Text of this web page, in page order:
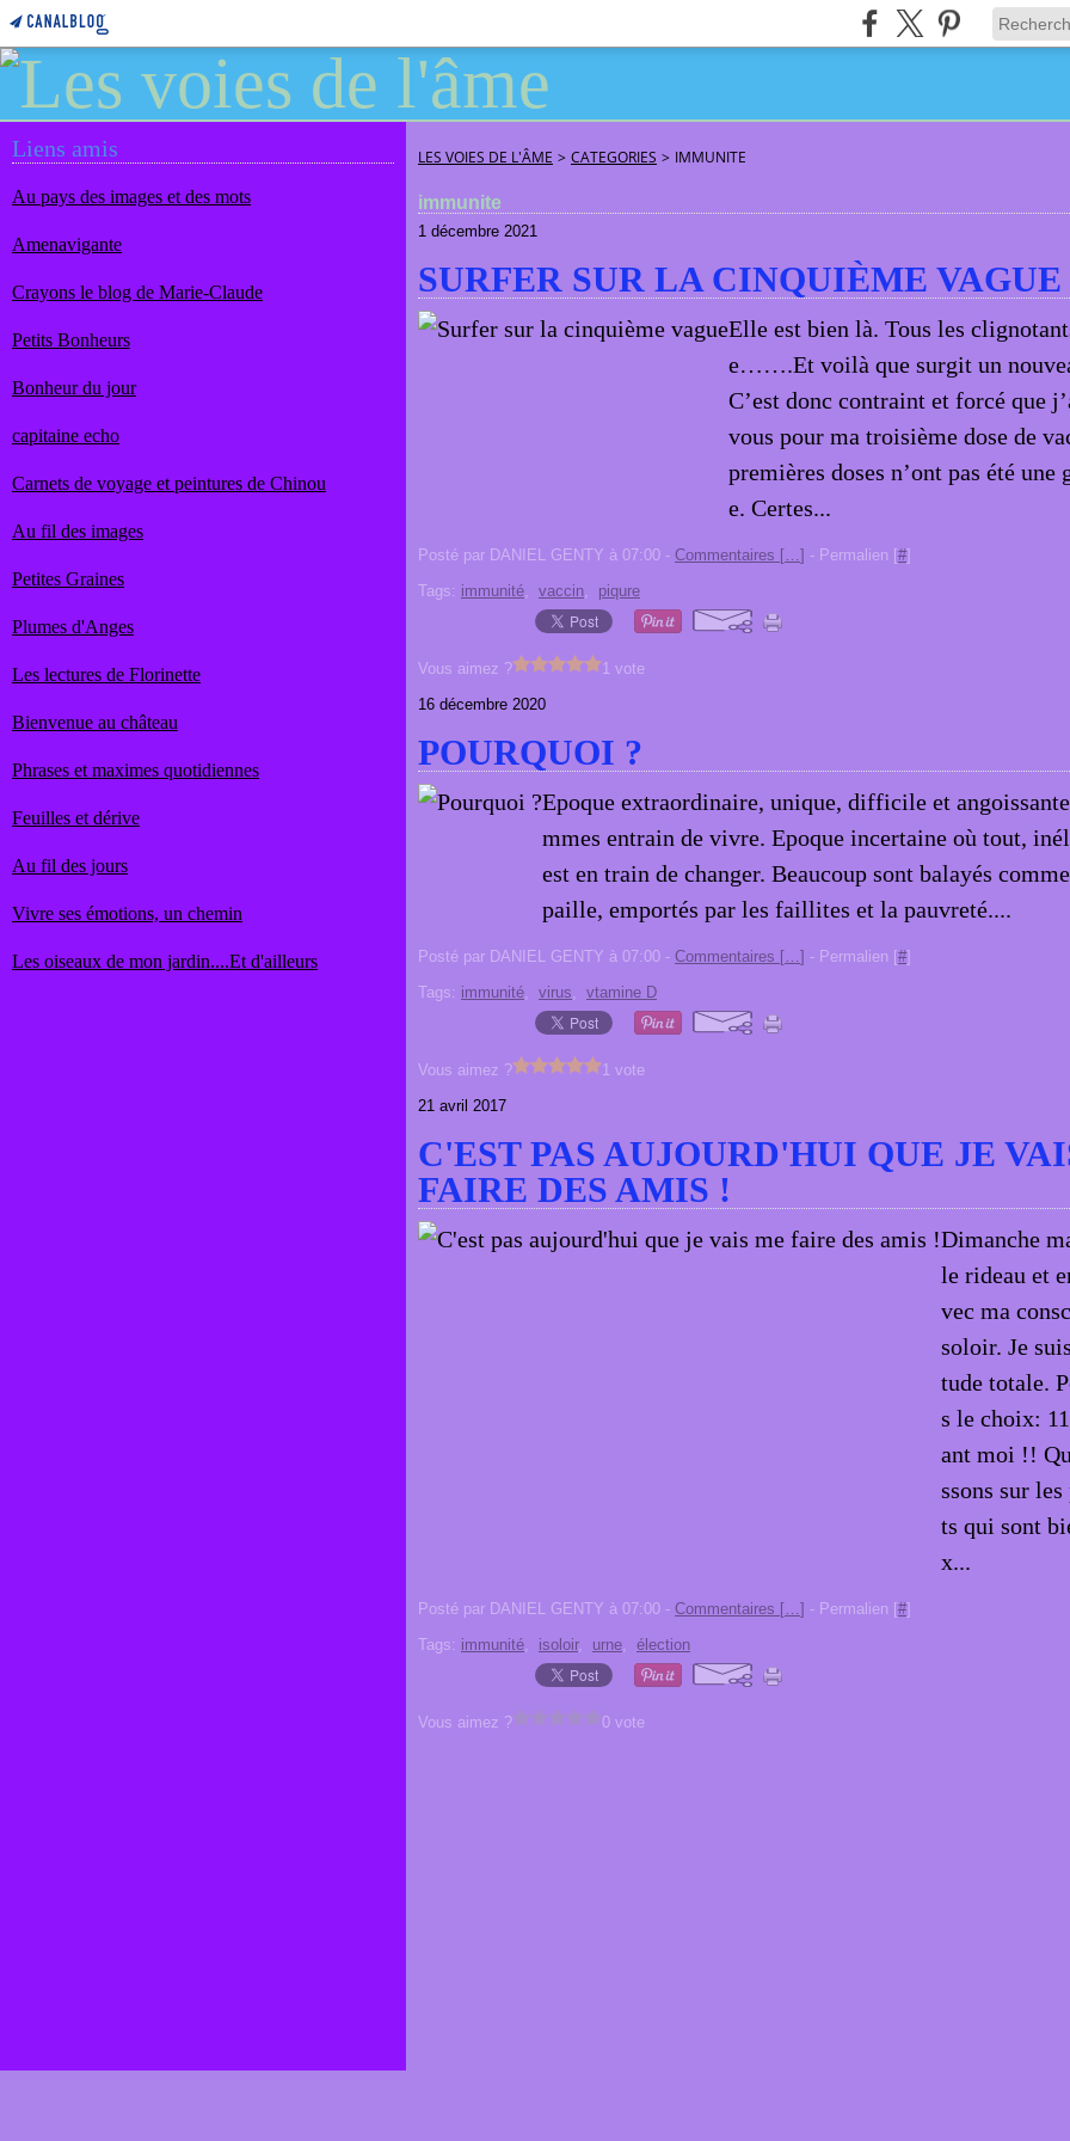
Liens amis
Au pays des images et des mots
Amenavigante
Crayons le blog de Marie-Claude
Petits Bonheurs
Bonheur du jour
capitaine echo
Carnets de voyage et peintures de Chinou
Au fil des images
Petites Graines
Plumes d'Anges
Les lectures de Florinette
Bienvenue au château
Phrases et maximes quotidiennes
Feuilles et dérive
Au fil des jours
Vivre ses émotions, un chemin
Les oiseaux de mon jardin....Et d'ailleurs
LES VOIES DE L'ÂME > CATEGORIES > IMMUNITE
immunite
1 décembre 2021
SURFER SUR LA CINQUIÈME VAGUE
Elle est bien là. Tous les
e…….Et voilà que surgit un
C’est donc contraint et forcé que
vous pour ma troisième dose de
premières doses n’ont pas été une
e. Certes...
Posté par DANIEL GENTY à 07:00 - Commentaires […] - Permalien [#]
Tags: immunité, vaccin, piqure
Vous aimez ?
1 vote
16 décembre 2020
POURQUOI ?
Epoque extraordinaire, unique, difficile et
mmes entrain de vivre. Epoque incertaine où tout,
est en train de changer. Beaucoup sont balayés
paille, emportés par les faillites et la pauvreté....
Posté par DANIEL GENTY à 07:00 - Commentaires […] - Permalien [#]
Tags: immunité, virus, vtamine D
Vous aimez ?
1 vote
21 avril 2017
C'EST PAS AUJOURD'HUI QUE JE
FAIRE DES AMIS !
Dimanche
le rideau et
vec ma
soloir. Je
tude totale.
s le choix:
ant moi !!
ssons sur
ts qui sont
x...
Posté par DANIEL GENTY à 07:00 - Commentaires […] - Permalien [#]
Tags: immunité, isoloir, urne, élection
Vous aimez ? 0 vote